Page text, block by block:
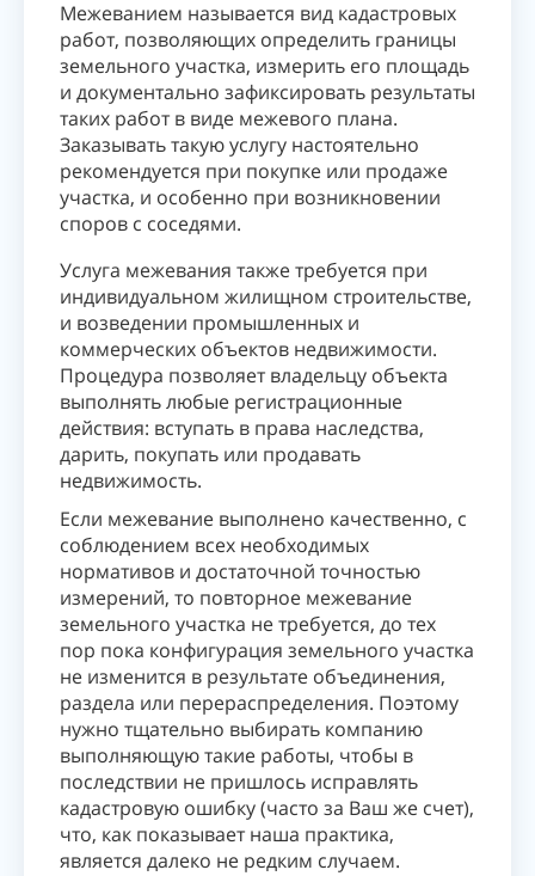
Межеванием называется вид кадастровых
работ, позволяющих определить границы
земельного участка, измерить его площадь
и документально зафиксировать результаты
таких работ в виде межевого плана.
Заказывать такую услугу настоятельно
рекомендуется при покупке или продаже
участка, и особенно при возникновении
споров с соседями.
Услуга межевания также требуется при
индивидуальном жилищном строительстве,
и возведении промышленных и
коммерческих объектов недвижимости.
Процедура позволяет владельцу объекта
выполнять любые регистрационные
действия: вступать в права наследства,
дарить, покупать или продавать
недвижимость.
Если межевание выполнено качественно, с
соблюдением всех необходимых
нормативов и достаточной точностью
измерений, то повторное межевание
земельного участка не требуется, до тех
пор пока конфигурация земельного участка
не изменится в результате объединения,
раздела или перераспределения. Поэтому
нужно тщательно выбирать компанию
выполняющую такие работы, чтобы в
последствии не пришлось исправлять
кадастровую ошибку (часто за Ваш же счет),
что, как показывает наша практика,
является далеко не редким случаем.